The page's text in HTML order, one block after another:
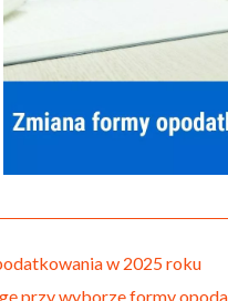
w 2025 roku
przy wyborze formy